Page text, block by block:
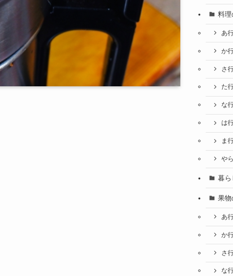
料理
あ
か
さ
た
な
は
ま
や
暮ら
果物
あ
か
さ
な